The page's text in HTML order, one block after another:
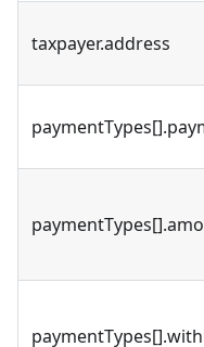
taxpayer.address